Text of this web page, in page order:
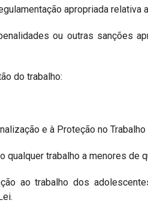
apropriada relativa
ou outras sanções
do trabalho:
e à Proteção no Trabalho
qualquer trabalho a menores de
ao trabalho dos